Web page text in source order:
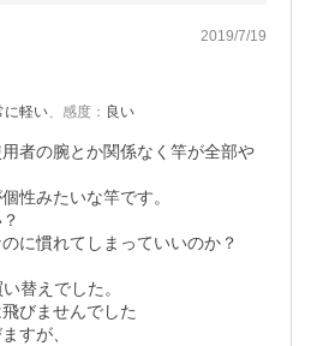
2019/7/19
に軽い、 感度 ： 良い
者の腕とか関係なく竿が全部や
性みたいな竿です。
に慣れてしまっていいのか？
替えでした。
びませんでした
すが、